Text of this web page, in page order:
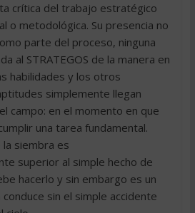
crítica del trabajo estratégico
o metodológica. Su presencia no
parte del proceso, ninguna
al STRATEGOS de la manera en
habilidades y los otros
simplemente llegan
campo: en el momento en que
una tarea fundamental.
siembra es
superior al simple hecho de
hacerlo y sin embargo es un
sin el simple accidente